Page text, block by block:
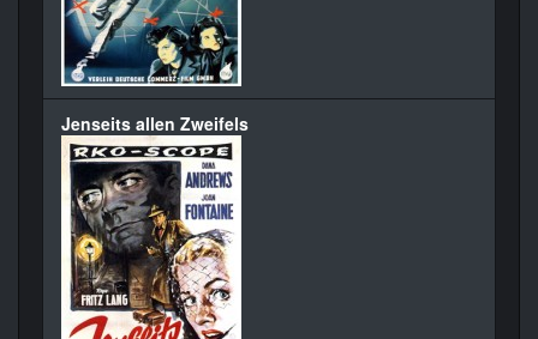
Jenseits allen Zweifels